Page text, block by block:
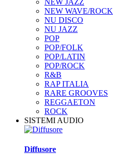
NEW WAVE/ROCK
NU DISCO
NU JAZZ
POP
POP/FOLK
POP/LATIN
POP/ROCK
R&B
RAP ITALIA
RARE GROOVES
REGGAETON
ROCK
SISTEMI AUDIO
Diffusore